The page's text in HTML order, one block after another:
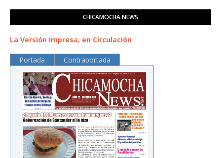
CHICAMOCHA NEWS
La Versión Impresa, en Circulación
Portada Contraportada